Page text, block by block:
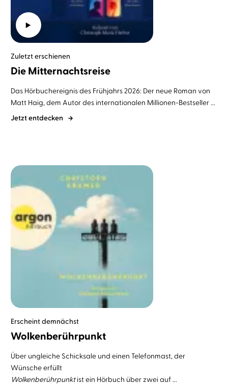
Zuletzt erschienen
Die Mitternachtsreise
Das Hörbuchereignis des Frühjahrs 2026: Der neue Roman von
Matt Haig, dem Autor des internationalen Millionen-Bestseller ...
Jetzt entdecken
Erscheint demnächst
Wolkenberührpunkt
Über ungleiche Schicksale und einen Telefonmast, der
Wünsche erfüllt
Wolkenberührpunktist ein Hörbuch über zwei auf ...